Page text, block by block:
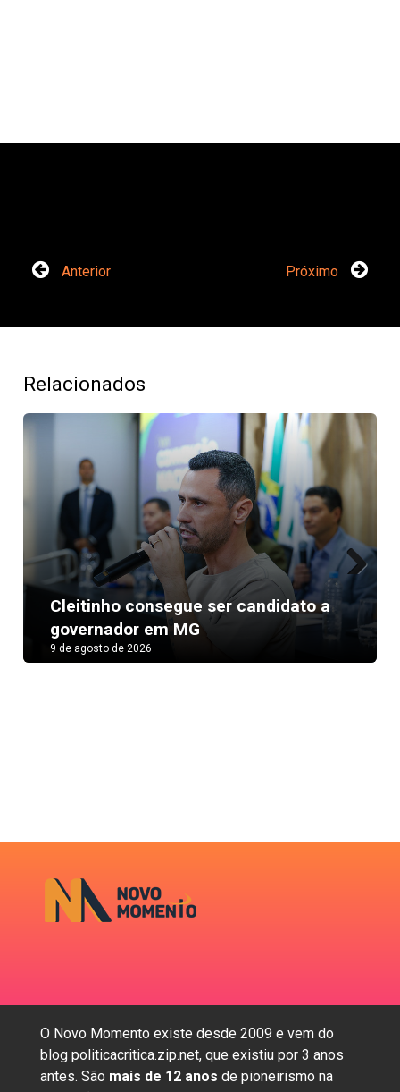
Anterior Próximo
Relacionados
Cleitinho consegue ser candidato a
governador em MG
9 de agosto de 2026
Next
O Novo Momento existe desde 2009 e vem do
blog politicacritica.zip.net, que existiu por 3 anos
antes. São mais de 12 anos de pioneirismo na